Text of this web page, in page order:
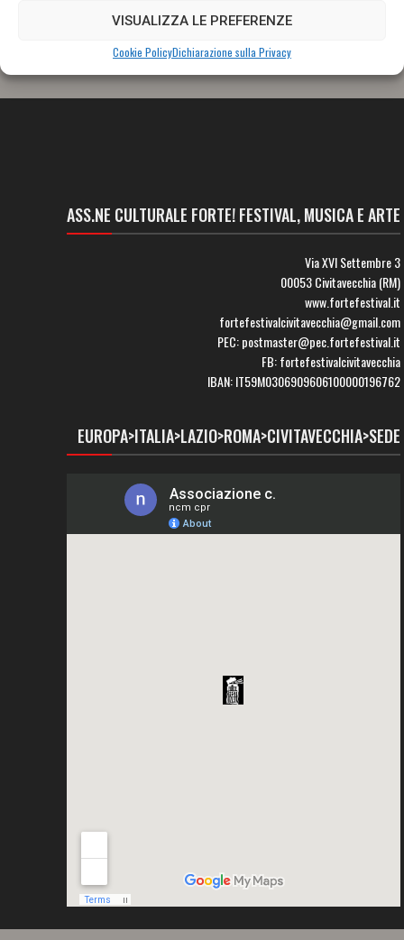
VISUALIZZA LE PREFERENZE
Cookie PolicyDichiarazione sulla Privacy
ASS.NE CULTURALE FORTE! FESTIVAL, MUSICA E ARTE
Via XVI Settembre 3
00053 Civitavecchia (RM)
www.fortefestival.it
fortefestivalcivitavecchia@gmail.com
PEC: postmaster@pec.fortefestival.it
FB: fortefestivalcivitavecchia
IBAN: IT59M0306909606100000196762
EUROPA>ITALIA>LAZIO>ROMA>CIVITAVECCHIA>SEDE